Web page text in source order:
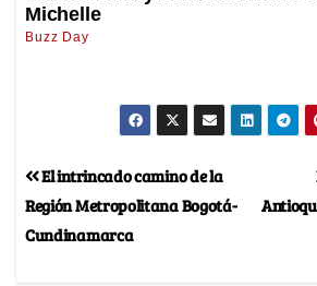
El intrincado camino de la
Región Metropolitana Bogotá-
Cundinamarca